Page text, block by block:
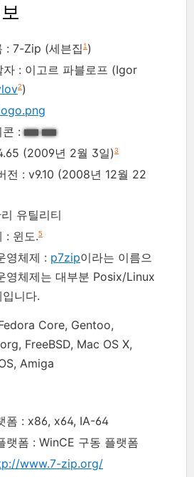
: 7-Zip (세븐집 1 )
자 : 이고르 파블로프 (Igor
2)
콘 :
(2009년 2월 3일)3
전 : v9.10 (2008년 12월 22
유틸리티
: 윈도.5
영체제 : p7zip이라는 이름으
영체제는 대부분 Posix/Linux
니다.
Core, Gentoo,
FreeBSD, Mac OS X,
Amiga
폼 : x86, x64, IA-64
랫폼 : WinCE 구동 플랫폼
www.7-zip.org/